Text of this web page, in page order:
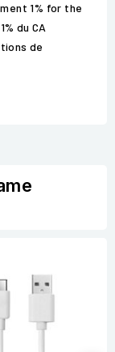
1% for the
du CA
de